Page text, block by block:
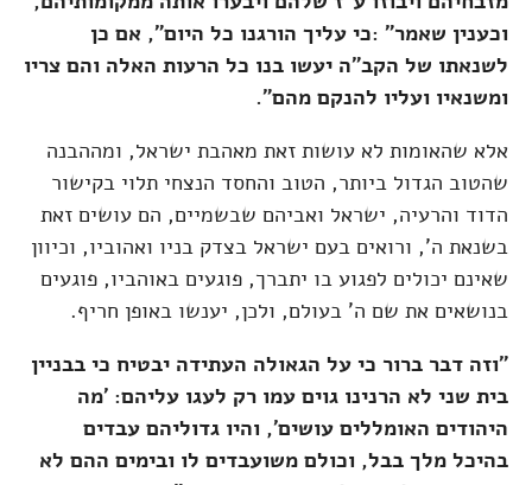
וכענין שאמר" :כי עליך הורגנו כל היום", אם כן
לשנאתו של הקב"ה יעשו בנו כל הרעות האלה והם צריו
ומשנאיו ועליו להנקם מהם".
אלא שהאומות לא עושות זאת מאהבת ישראל, ומההבנה
שהטוב הגדול ביותר, הטוב והחסד הנצחי תלוי בקישור
הדוד והרעיה, ישראל ואביהם שבשמיים, הם עושים זאת
בשנאת ה', ורואים בעם ישראל בצדק בניו ואהוביו, וכיוון
שאינם יכולים לפגוע בו יתברך, פוגעים באוהביו, פוגעים
בנושאים את שם ה' בעולם, ולכן, יענשו באופן חריף.
"וזה דבר ברור כי על הגאולה העתידה יבטיח כי בבניין
בית שני לא הרנינו גוים עמו רק לעגו עליהם: 'מה
היהודים האומללים עושים', והיו גדוליהם עבדים
בהיכל מלך בבל, וכולם משועבדים לו ובימים ההם לא